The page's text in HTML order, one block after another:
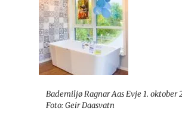
Bademiljø Ragnar Aas Evje 1. oktober
Foto: Geir Daasvatn